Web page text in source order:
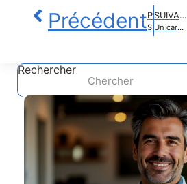
Précédent PRÉCÉDENT
Santé mentale en Mayenne : ressources accessibles et contacts clés pour un accompagnement efficace
SUIVANT
Un cardiologue alerte : cet aliment riche en cholestérol, un danger majeur pour votre santé
Rechercher